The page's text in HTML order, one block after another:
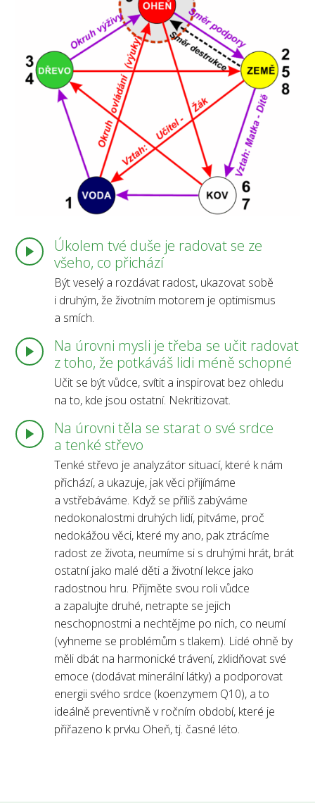
Úkolem tvé duše je radovat se ze
všeho, co přichází
Být veselý a rozdávat radost, ukazovat sobě
i druhým, že životním motorem je optimismus
a smích.
Na úrovni mysli je třeba se učit radovat
z toho, že potkáváš lidi méně schopné
Učit se být vůdce, svítit a inspirovat bez ohledu
na to, kde jsou ostatní. Nekritizovat.
Na úrovni těla se starat o své srdce
a tenké střevo
Tenké střevo je analyzátor situací, které k nám
přichází, a ukazuje, jak věci přijímáme
a vstřebáváme. Když se příliš zabýváme
nedokonalostmi druhých lidí, pitváme, proč
nedokážou věci, které my ano, pak ztrácíme
radost ze života, neumíme si s druhými hrát, brát
ostatní jako malé děti a životní lekce jako
radostnou hru. Přijměte svou roli vůdce
a zapalujte druhé, netrapte se jejich
neschopnostmi a nechtějme po nich, co neumí
(vyhneme se problémům s tlakem). Lidé ohně by
měli dbát na harmonické trávení, zklidňovat své
emoce (dodávat minerální látky) a podporovat
energii svého srdce (koenzymem Q10), a to
ideálně preventivně v ročním období, které je
přiřazeno k prvku Oheň, tj. časné léto.